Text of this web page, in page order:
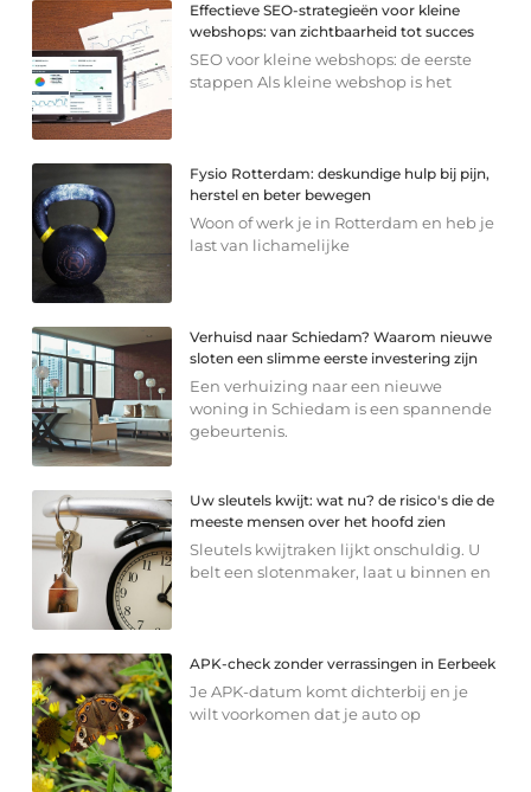
Effectieve SEO-strategieën voor kleine
webshops: van zichtbaarheid tot succes
SEO voor kleine webshops: de eerste
stappen Als kleine webshop is het
Fysio Rotterdam: deskundige hulp bij pijn,
herstel en beter bewegen
Woon of werk je in Rotterdam en heb je
last van lichamelijke
Verhuisd naar Schiedam? Waarom nieuwe
sloten een slimme eerste investering zijn
Een verhuizing naar een nieuwe
woning in Schiedam is een spannende
gebeurtenis.
Uw sleutels kwijt: wat nu? de risico's die de
meeste mensen over het hoofd zien
Sleutels kwijtraken lijkt onschuldig. U
belt een slotenmaker, laat u binnen en
APK-check zonder verrassingen in Eerbeek
Je APK-datum komt dichterbij en je
wilt voorkomen dat je auto op